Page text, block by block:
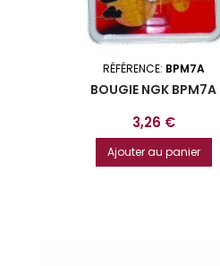
RÉFÉRENCE: BPM7A
BOUGIE NGK BPM7A
Prix
3,26 €
Ajouter au panier